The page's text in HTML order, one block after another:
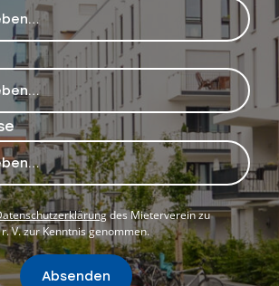
des Mieterverein zu
V. zur Kenntnis genommen.
Absenden